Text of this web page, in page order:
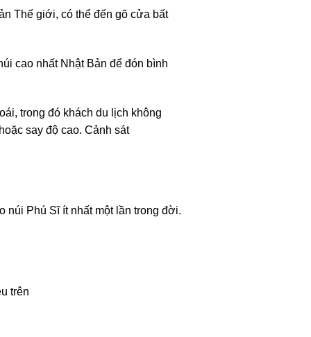
Thế giới, có thể đến gõ cửa bất
cao nhất Nhật Bản để đón bình
trong đó khách du lịch không
say độ cao. Cảnh sát
núi Phú Sĩ ít nhất một lần trong đời.
trên